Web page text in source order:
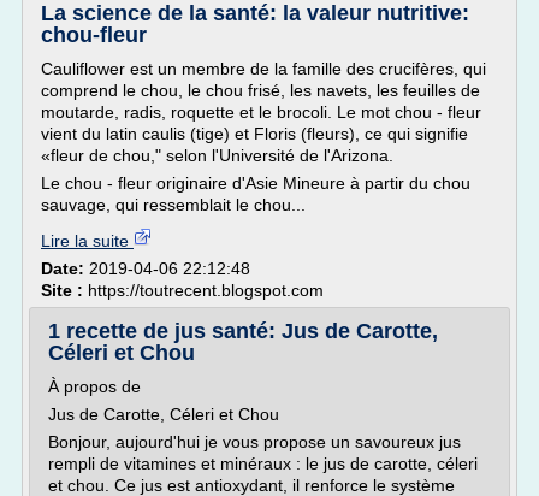
La science de la santé: la valeur nutritive:
chou-fleur
Cauliflower est un membre de la famille des crucifères, qui
comprend le chou, le chou frisé, les navets, les feuilles de
moutarde, radis, roquette et le brocoli. Le mot chou - fleur
vient du latin caulis (tige) et Floris (fleurs), ce qui signifie
«fleur de chou," selon l'Université de l'Arizona.
Le chou - fleur originaire d'Asie Mineure à partir du chou
sauvage, qui ressemblait le chou...
Lire la suite
Date: 2019-04-06 22:12:48
Site : https://toutrecent.blogspot.com
1 recette de jus santé: Jus de Carotte,
Céleri et Chou
À propos de
Jus de Carotte, Céleri et Chou
Bonjour, aujourd'hui je vous propose un savoureux jus
rempli de vitamines et minéraux : le jus de carotte, céleri
et chou. Ce jus est antioxydant, il renforce le système